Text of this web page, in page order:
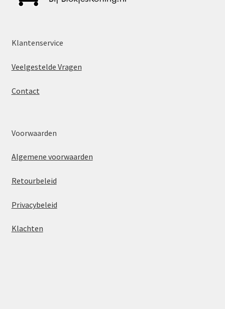
Klantenservice
Veelgestelde Vragen
Contact
Voorwaarden
Algemene voorwaarden
Retourbeleid
Privacybeleid
Klachten